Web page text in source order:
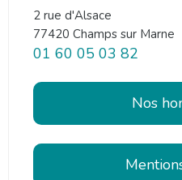
2 rue d'Alsace
77420 Champs sur Marne
01 60 05 03 82
Nos